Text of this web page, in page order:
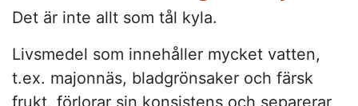
Det är inte allt som tål kyla.
Livsmedel som innehåller mycket vatten,
t.ex. majonnäs, bladgrönsaker och färsk
frukt, förlorar sin konsistens och separerar